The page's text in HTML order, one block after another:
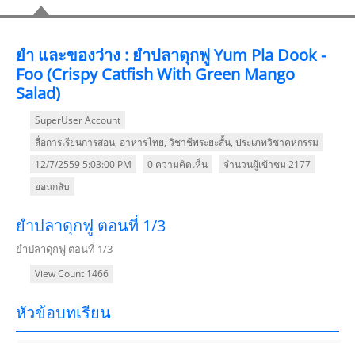
ยำ และของว่าง : ยำปลาดุกฟู Yum Pla Dook -
Foo (Crispy Catfish With Green Mango
Salad)
SuperUser Account
สื่อการเรียนการสอน, อาหารไทย, วิชาชีพระยะสั้น, ประเภทวิชาคหกรรม
12/7/2559 5:03:00 PM
0 ความคิดเห็น
จำนวนผู้เข้าชม 2177
ยอนกลับ
ยำปลาดุกฟู ตอนที่ 1/3
ยำปลาดุกฟู ตอนที่ 1/3
View Count 1466
หัวข้อบทเรียน